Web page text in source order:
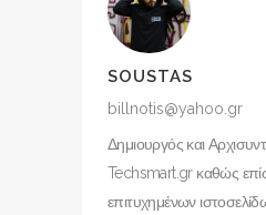
SOUSTAS
billnotis@yahoo.gr
Δημιουργός και
Techsmart.gr καθώς
επιτυχημένων